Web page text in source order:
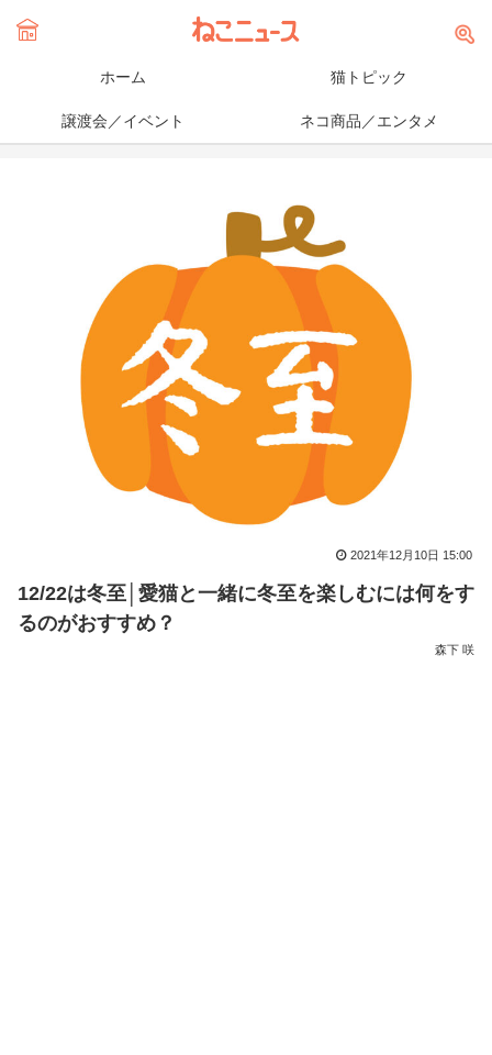
ホーム 猫トピック
譲渡会／イベント ネコ商品／エンタメ
12/22は冬至│愛猫と一緒に冬至を楽しむには何をす
るのがおすすめ？
2021年12月10日 15:00
森下 咲